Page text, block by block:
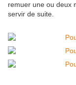
remuer une ou deux
servir de suite.